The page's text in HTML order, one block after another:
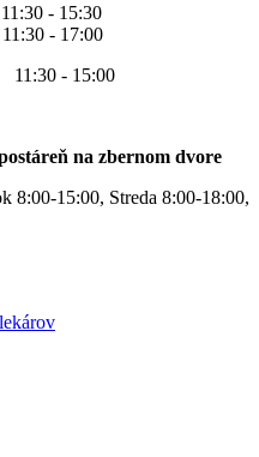
- 15:30
- 17:00
- 15:00
na zbernom dvore
8:00-15:00, Streda 8:00-18:00,